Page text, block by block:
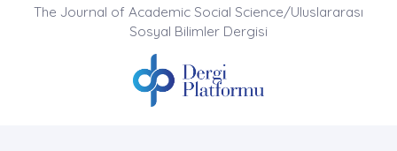
The Journal of Academic Social Science/Uluslararası
Sosyal Bilimler Dergisi